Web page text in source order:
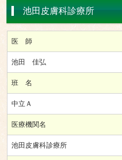
池田皮膚科診療所
医 師
池田 佳弘
班 名
中立Ａ
医療機関名
池田皮膚科診療所